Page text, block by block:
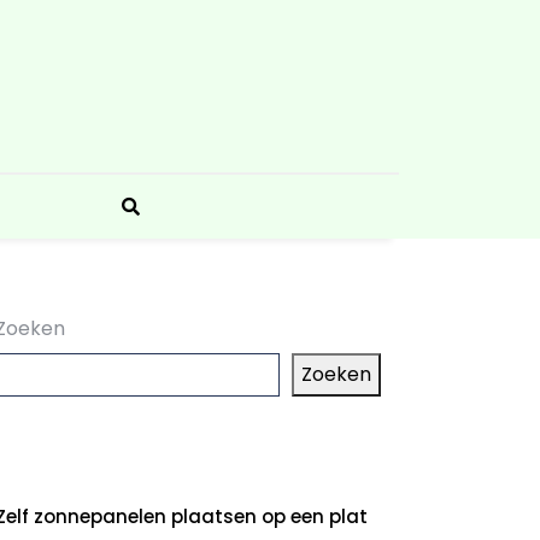
Zoeken
zonnepanelen plaatsen op een plat